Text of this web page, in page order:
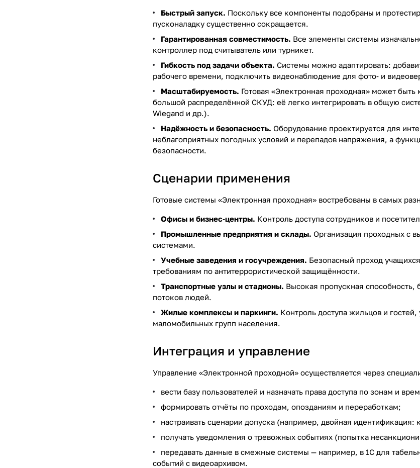
Быстрый запуск. Поскольку все компоненты подобраны и
пусконаладку существенно сокращается.
Гарантированная совместимость. Все элементы системы
контроллер под считыватель или турникет.
Гибкость под задачи объекта. Системы можно адаптировать:
рабочего времени, подключить видеонаблюдение для фото‑ и
Масштабируемость. Готовая «Электронная проходная» может
большой распределённой СКУД: её легко интегрировать в общую
Wiegand и др.).
Надёжность и безопасность. Оборудование проектируется для
неблагоприятных погодных условий и перепадов напряжения, а
безопасности.
Сценарии применения
Готовые системы «Электронная проходная» востребованы в самых
Офисы и бизнес‑центры. Контроль доступа сотрудников и
Промышленные предприятия и склады. Организация проходных с
системами.
Учебные заведения и госучреждения. Безопасный проход
требованиям по антитеррористической защищённости.
Транспортные узлы и стадионы. Высокая пропускная
потоков людей.
Жилые комплексы и паркинги. Контроль доступа жильцов и
маломобильных групп населения.
Интеграция и управление
Управление «Электронной проходной» осуществляется через
вести базу пользователей и назначать права доступа по зонам и
формировать отчёты по проходам, опозданиям и переработкам;
настраивать сценарии допуска (например, двойная идентификация:
получать уведомления о тревожных событиях (попытка
передавать данные в смежные системы — например, в 1С для
событий с видеоархивом.